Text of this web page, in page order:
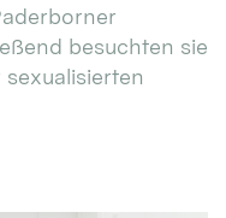
besuchten sie